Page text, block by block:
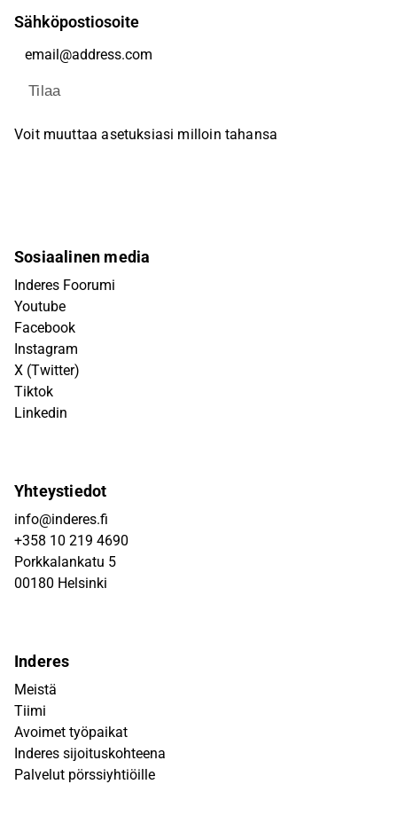
Sähköpostiosoite
Tilaa
Voit muuttaa asetuksiasi milloin tahansa
Sosiaalinen media
Inderes Foorumi
Youtube
Facebook
Instagram
X (Twitter)
Tiktok
Linkedin
Yhteystiedot
info@inderes.fi
+358 10 219 4690
Porkkalankatu 5
00180 Helsinki
Inderes
Meistä
Tiimi
Avoimet työpaikat
Inderes sijoituskohteena
Palvelut pörssiyhtiöille